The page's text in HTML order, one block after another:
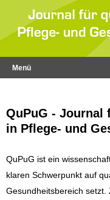
Menü
QuPuG - Journal
in Pflege- und
QuPuG ist ein
klaren Schwerpunkt auf
Gesundheitsbereich